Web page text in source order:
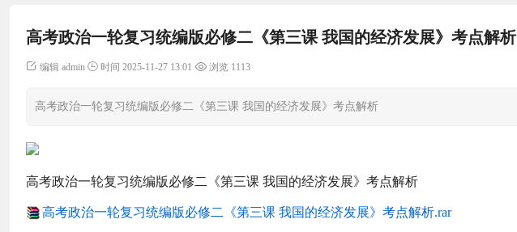
高考政治一轮复习统编版必修二《第三课 我国的经济发展》考点解析
编辑 admin 时间 2025-11-27 13:01 浏览 1113
高考政治一轮复习统编版必修二《第三课 我国的经济发展》考点解析
高考政治一轮复习统编版必修二《第三课 我国的经济发展》考点解析
高考政治一轮复习统编版必修二《第三课 我国的经济发展》考点解析.rar